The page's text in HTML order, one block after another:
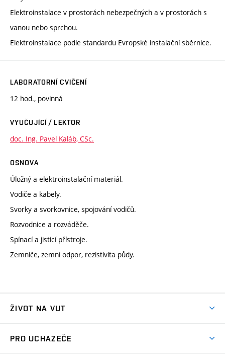
Elektroinstalace v prostorách nebezpečných a v prostorách s
vanou nebo sprchou.
Elektroinstalace podle standardu Evropské instalační sběrnice.
LABORATORNÍ CVIČENÍ
12 hod., povinná
VYUČUJÍCÍ / LEKTOR
doc. Ing. Pavel Kaláb, CSc.
OSNOVA
Úložný a elektroinstalační materiál.
Vodiče a kabely.
Svorky a svorkovnice, spojování vodičů.
Rozvodnice a rozváděče.
Spínací a jisticí přístroje.
Zemniče, zemní odpor, rezistivita půdy.
ŽIVOT NA VUT
PRO UCHAZEČE